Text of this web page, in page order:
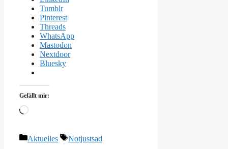
Tumblr
Pinterest
Threads
WhatsApp
Mastodon
Nextdoor
Bluesky
Gefällt mir:
Wird
Kategorien
Aktuelles Schlagwörter
Notjustsad